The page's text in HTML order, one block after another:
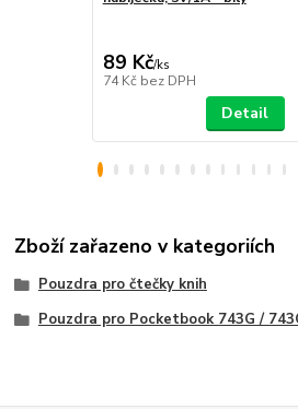
89 Kč/ks
74 Kč bez DPH
Detail
Zboží zařazeno v kategoriích
Pouzdra pro čtečky knih
Pouzdra pro Pocketbook 743G /